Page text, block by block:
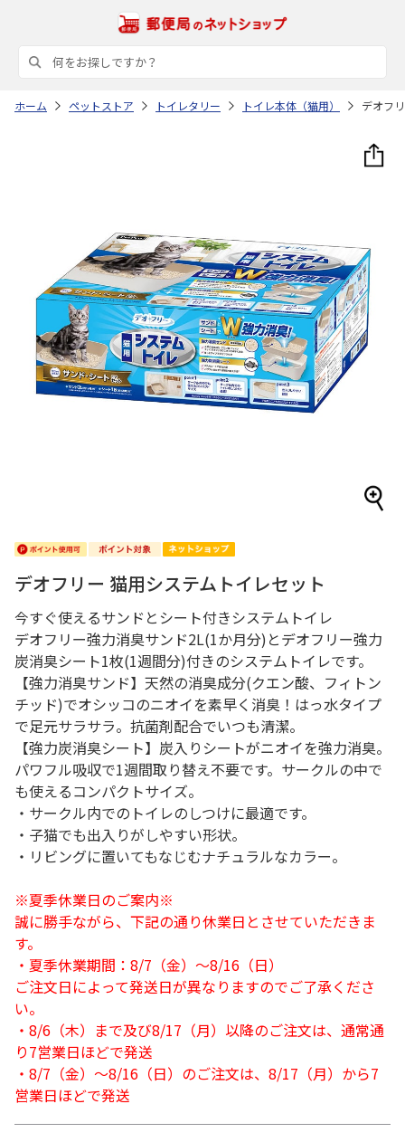
ホーム ペットストア トイレタリー トイレ本体（猫用） デオフ
デオフリー 猫用システムトイレセット
今すぐ使えるサンドとシート付きシステムトイレ
デオフリー強力消臭サンド2L(1か月分)とデオフリー強力
炭消臭シート1枚(1週間分)付きのシステムトイレです。
【強力消臭サンド】天然の消臭成分(クエン酸、フィトン
チッド)でオシッコのニオイを素早く消臭！はっ水タイプ
で足元サラサラ。抗菌剤配合でいつも清潔。
【強力炭消臭シート】炭入りシートがニオイを強力消臭。
パワフル吸収で1週間取り替え不要です。サークルの中で
も使えるコンパクトサイズ。
・サークル内でのトイレのしつけに最適です。
・子猫でも出入りがしやすい形状。
・リビングに置いてもなじむナチュラルなカラー。
※夏季休業日のご案内※
誠に勝手ながら、下記の通り休業日とさせていただきま
す。
・夏季休業期間：8/7（金）～8/16（日）
ご注文日によって発送日が異なりますのでご了承くださ
い。
・8/6（木）まで及び8/17（月）以降のご注文は、通常通
り7営業日ほどで発送
・8/7（金）～8/16（日）のご注文は、8/17（月）から7
営業日ほどで発送